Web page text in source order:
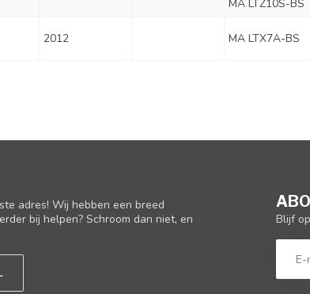
MA LTZ10S-BS
2012 MA LTX7A-BS
adres! Wij hebben een breed
bij helpen? Schroom dan niet, en
Blijf